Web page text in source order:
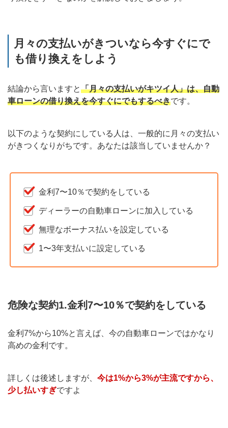
月々の支払いがきついなら今すぐにで
も借り換えをしよう
結論から言いますと「月々の支払いがキツイ人」は、自動
車ローンの借り換えを今すぐにでもするべきです。
以下のような契約にしている人は、一般的に月々の支払い
がきつくなりがちです。あなたは該当していませんか？
金利7〜10％で契約をしている
ディーラーの自動車ローンに加入している
無理なボーナス払いを設定している
1〜3年支払いに設定している
危険な契約1.金利7〜10％で契約をしている
金利7%から10%と言えば、今の自動車ローンではかなり
高めの金利です。
詳しくは後述しますが、 今は1%から3%が主流ですから、
少し払いすぎですよ